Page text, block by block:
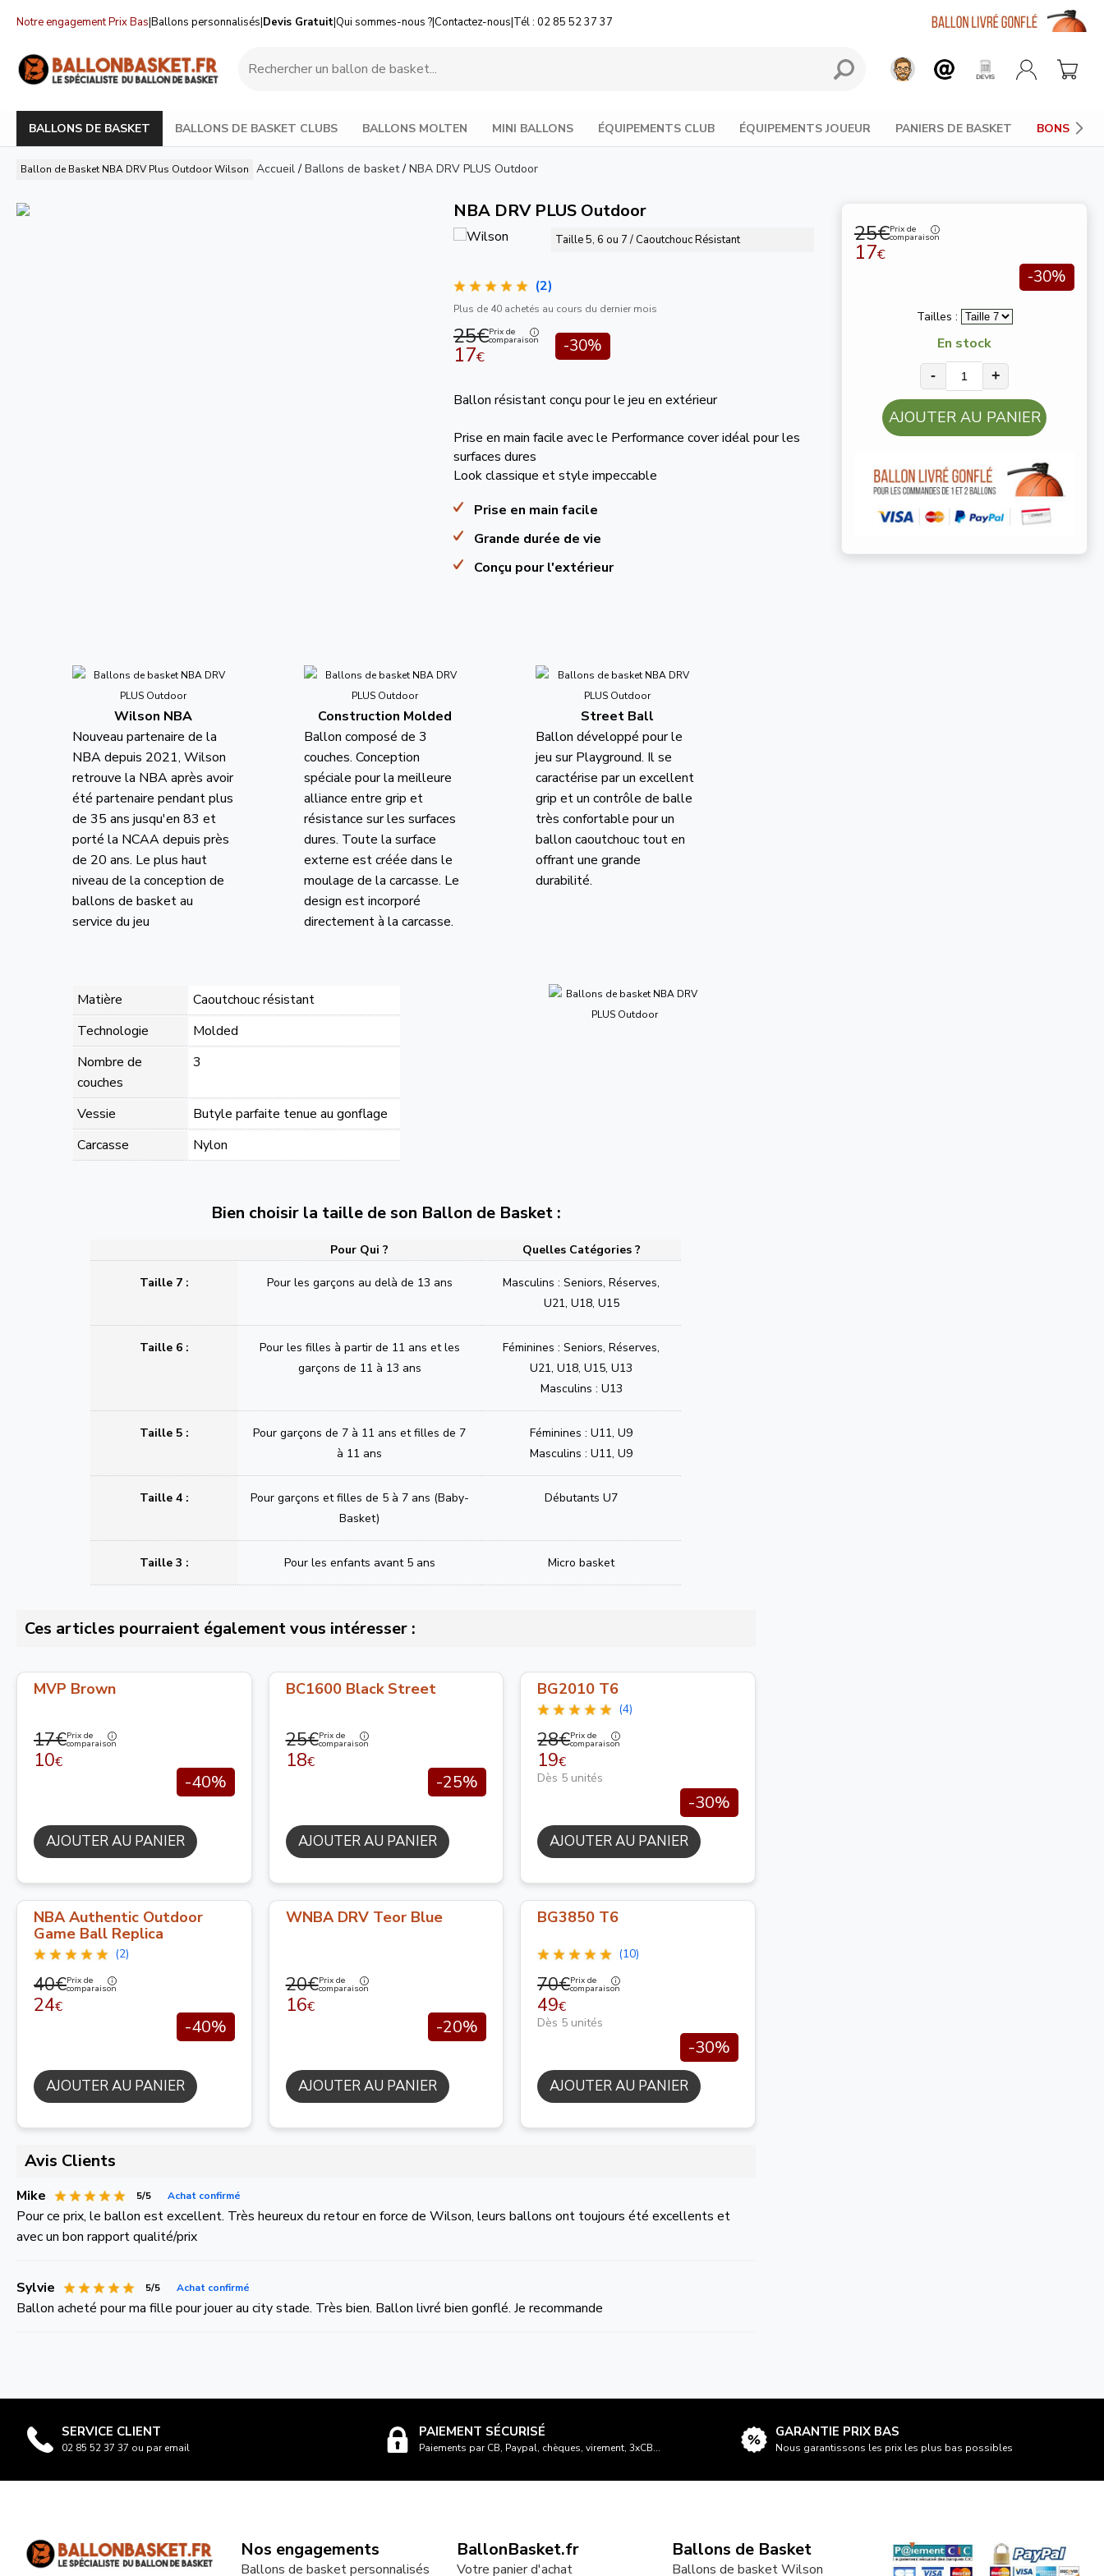
Notre engagement Prix Bas|Ballons personnalisés|Devis Gratuit|Qui sommes-nous ?|Contactez-nous|Tél : 02 85 52 37 37
BALLONS DE BASKET BALLONS DE BASKET CLUBS BALLONS MOLTEN MINI BALLONS ÉQUIPEMENTS CLUB ÉQUIPEMENTS JOUEUR PANIERS DE BASKET BONS
Ballon de Basket NBA DRV Plus Outdoor Wilson Accueil / Ballons de basket/ NBA DRV PLUS Outdoor
25€Prix de
comparaison
17€
-30%
Tailles :
En stock
- +
AJOUTER AU PANIER
NBA DRV PLUS Outdoor
Taille 5, 6 ou 7 / Caoutchouc Résistant
(2)
Plus de 40 achetés au cours du dernier mois
25€Prix de
comparaison
17€ -30%
Ballon résistant conçu pour le jeu en extérieur
Prise en main facile avec le Performance cover idéal pour les
surfaces dures
Look classique et style impeccable
Prise en main facile
Grande durée de vie
Conçu pour l'extérieur
Wilson NBA
Nouveau partenaire de la
NBA depuis 2021, Wilson
retrouve la NBA après avoir
été partenaire pendant plus
de 35 ans jusqu'en 83 et
porté la NCAA depuis près
de 20 ans. Le plus haut
niveau de la conception de
ballons de basket au
service du jeu
Construction Molded
Ballon composé de 3
couches. Conception
spéciale pour la meilleure
alliance entre grip et
résistance sur les surfaces
dures. Toute la surface
externe est créée dans le
moulage de la carcasse. Le
design est incorporé
directement à la carcasse.
Street Ball
Ballon développé pour le
jeu sur Playground. Il se
caractérise par un excellent
grip et un contrôle de balle
très confortable pour un
ballon caoutchouc tout en
offrant une grande
durabilité.
Matière
Caoutchouc résistant
Technologie
Molded
Nombre de
couches
3
Vessie
Butyle parfaite tenue au gonflage
Carcasse
Nylon
Bien choisir la taille de son Ballon de Basket :
Pour Qui ? Quelles Catégories ?
Taille 7 : Pour les garçons au delà de 13 ans
Masculins : Seniors, Réserves,
U21, U18, U15
Taille 6 :
Pour les filles à partir de 11 ans et les
garçons de 11 à 13 ans
Féminines : Seniors, Réserves,
U21, U18, U15, U13
Masculins : U13
Taille 5 :
Pour garçons de 7 à 11 ans et filles de 7
à 11 ans
Féminines : U11, U9
Masculins : U11, U9
Taille 4 :
Pour garçons et filles de 5 à 7 ans (Baby-
Basket)
Débutants U7
Taille 3 : Pour les enfants avant 5 ans Micro basket
Ces articles pourraient également vous intéresser :
MVP Brown
17€Prix de
comparaison
10€
-40%
AJOUTER AU PANIER
BC1600 Black Street
25€Prix de
comparaison
18€
-25%
AJOUTER AU PANIER
BG2010 T6
(4)
28€Prix de
comparaison
19€
Dès 5 unités
-30%
AJOUTER AU PANIER
NBA Authentic Outdoor
Game Ball Replica
(2)
40€Prix de
comparaison
24€
-40%
AJOUTER AU PANIER
WNBA DRV Teor Blue
20€Prix de
comparaison
16€
-20%
AJOUTER AU PANIER
BG3850 T6
(10)
70€Prix de
comparaison
49€
Dès 5 unités
-30%
AJOUTER AU PANIER
Avis Clients
Mike 5/5 Achat confirmé
Pour ce prix, le ballon est excellent. Très heureux du retour en force de Wilson, leurs ballons ont toujours été excellents et
avec un bon rapport qualité/prix
Sylvie 5/5 Achat confirmé
Ballon acheté pour ma fille pour jouer au city stade. Très bien. Ballon livré bien gonflé. Je recommande
SERVICE CLIENT
02 85 52 37 37 ou par email
PAIEMENT SÉCURISÉ
Paiements par CB, Paypal, chèques, virement, 3xCB...
GARANTIE PRIX BAS
Nous garantissons les prix les plus bas possibles
Nos engagements
Ballons de basket personnalisés
BallonBasket.fr
Votre panier d'achat
Ballons de Basket
Ballons de basket Wilson